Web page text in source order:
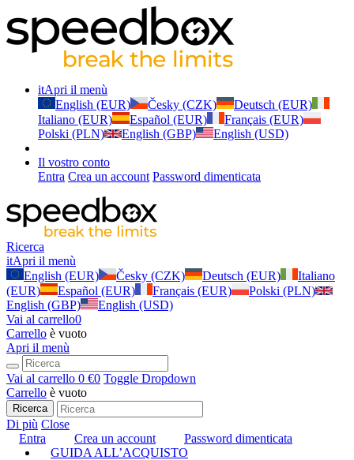
itApri il menù
English (EUR)
Česky (CZK)
Deutsch (EUR)
Italiano (EUR)
Español (EUR)
Français (EUR)
Polski (PLN)
English (GBP) English (USD)
Il vostro conto
Entra Crea un account Password dimenticata
Ricerca
itApri il menù
English (EUR)
Česky (CZK) Deutsch (EUR)
Italiano
(EUR)
Español (EUR) Français (EUR)
Polski (PLN)
English (GBP)
English (USD)
Vai al carrello0
Carrello è vuoto
Apri il menù
Vai al carrello 0 €0 Toggle Dropdown
Carrello è vuoto
Ricerca
Di più Close
Entra
Crea un account
Password dimenticata
GUIDA ALL’ACQUISTO